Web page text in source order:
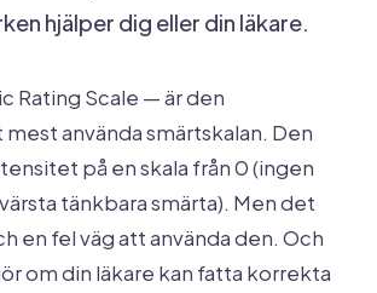
hjälper dig eller din läkare.
Rating Scale — är den
använda smärtskalan. Den
på en skala från 0 (ingen
tänkbara smärta). Men det
en fel väg att använda den. Och
om din läkare kan fatta korrekta